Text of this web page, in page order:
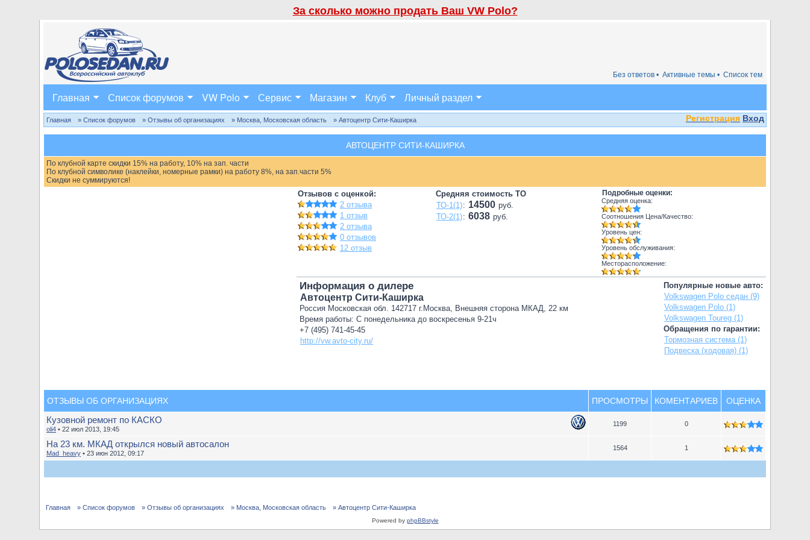
За сколько можно продать Ваш VW Polo?
Список тем
Активные темы •
Без ответов •
Главная Список форумов VW Polo Сервис Магазин Клуб Личный раздел
Регистрация Вход
Главная » Список форумов » Отзывы об организациях » Москва, Московская область » Автоцентр Сити-Каширка
АВТОЦЕНТР СИТИ-КАШИРКА
По клубной карте скидки 15% на работу, 10% на зап. части
По клубной символике (наклейки, номерные рамки) на работу 8%, на зап.части 5%
Скидки не суммируются!
Отзывов с оценкой:
2 отзыва
1 отзыв
2 отзыва
0 отзывов
12 отзыв
Средняя стоимость ТО
ТО-1(1): 14500 руб.
ТО-2(1): 6038 руб.
Подробные оценки:
Средняя оценка:
Соотношения Цена/Качество:
Уровень цен:
Уровень обслуживания:
Месторасположение:
Популярные новые авто:
Volkswagen Polo седан (9)
Volkswagen Polo (1)
Volkswagen Toureg (1)
Обращения по гарантии:
Тормозная система (1)
Подвеска (ходовая) (1)
Информация о дилере
Автоцентр Сити-Каширка
Россия Московская обл. 142717 г.Москва, Внешняя сторона МКАД, 22 км
Время работы: С понедельника до воскресенья 9-21ч
+7 (495) 741-45-45
http://vw.avto-city.ru/
ОТЗЫВЫ ОБ ОРГАНИЗАЦИЯХ ПРОСМОТРЫ КОМЕНТАРИЕВ ОЦЕНКА
Кузовной ремонт по КАСКО
oli4 • 22 июл 2013, 19:45
1199 0
На 23 км. МКАД открылся новый автосалон
Mad_heavy • 23 июн 2012, 09:17
1564 1
Главная » Список форумов » Отзывы об организациях » Москва, Московская область » Автоцентр Сити-Каширка
Powered by phpBBstyle